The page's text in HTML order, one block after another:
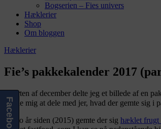
Bogserien – Fies univers
Hæklerier
Shop
Om bloggen
Hæklerier
Fie’s pakkekalender 2017
I starten af december delte jeg et billede af en
tillade mig at dele med jer, hvad der gemte sig i
For to år siden (2015) gemte der sig hæklet frugt
Facebook